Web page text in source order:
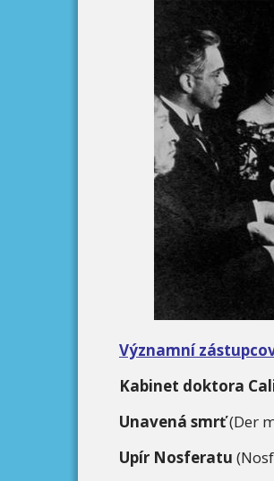
Významní
Kabinet doktora
Unavená smrť(Der
Upír Nosferatu